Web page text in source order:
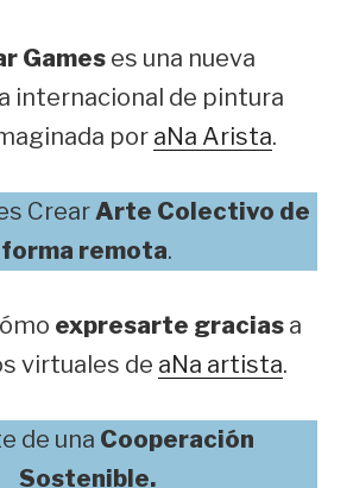
Games es una nueva
internacional de pintura
por aNa Arista.
CrearArte Colectivo de
forma remota.
expresarte gracias a
virtuales de aNa artista.
de una Cooperación
Sostenible.